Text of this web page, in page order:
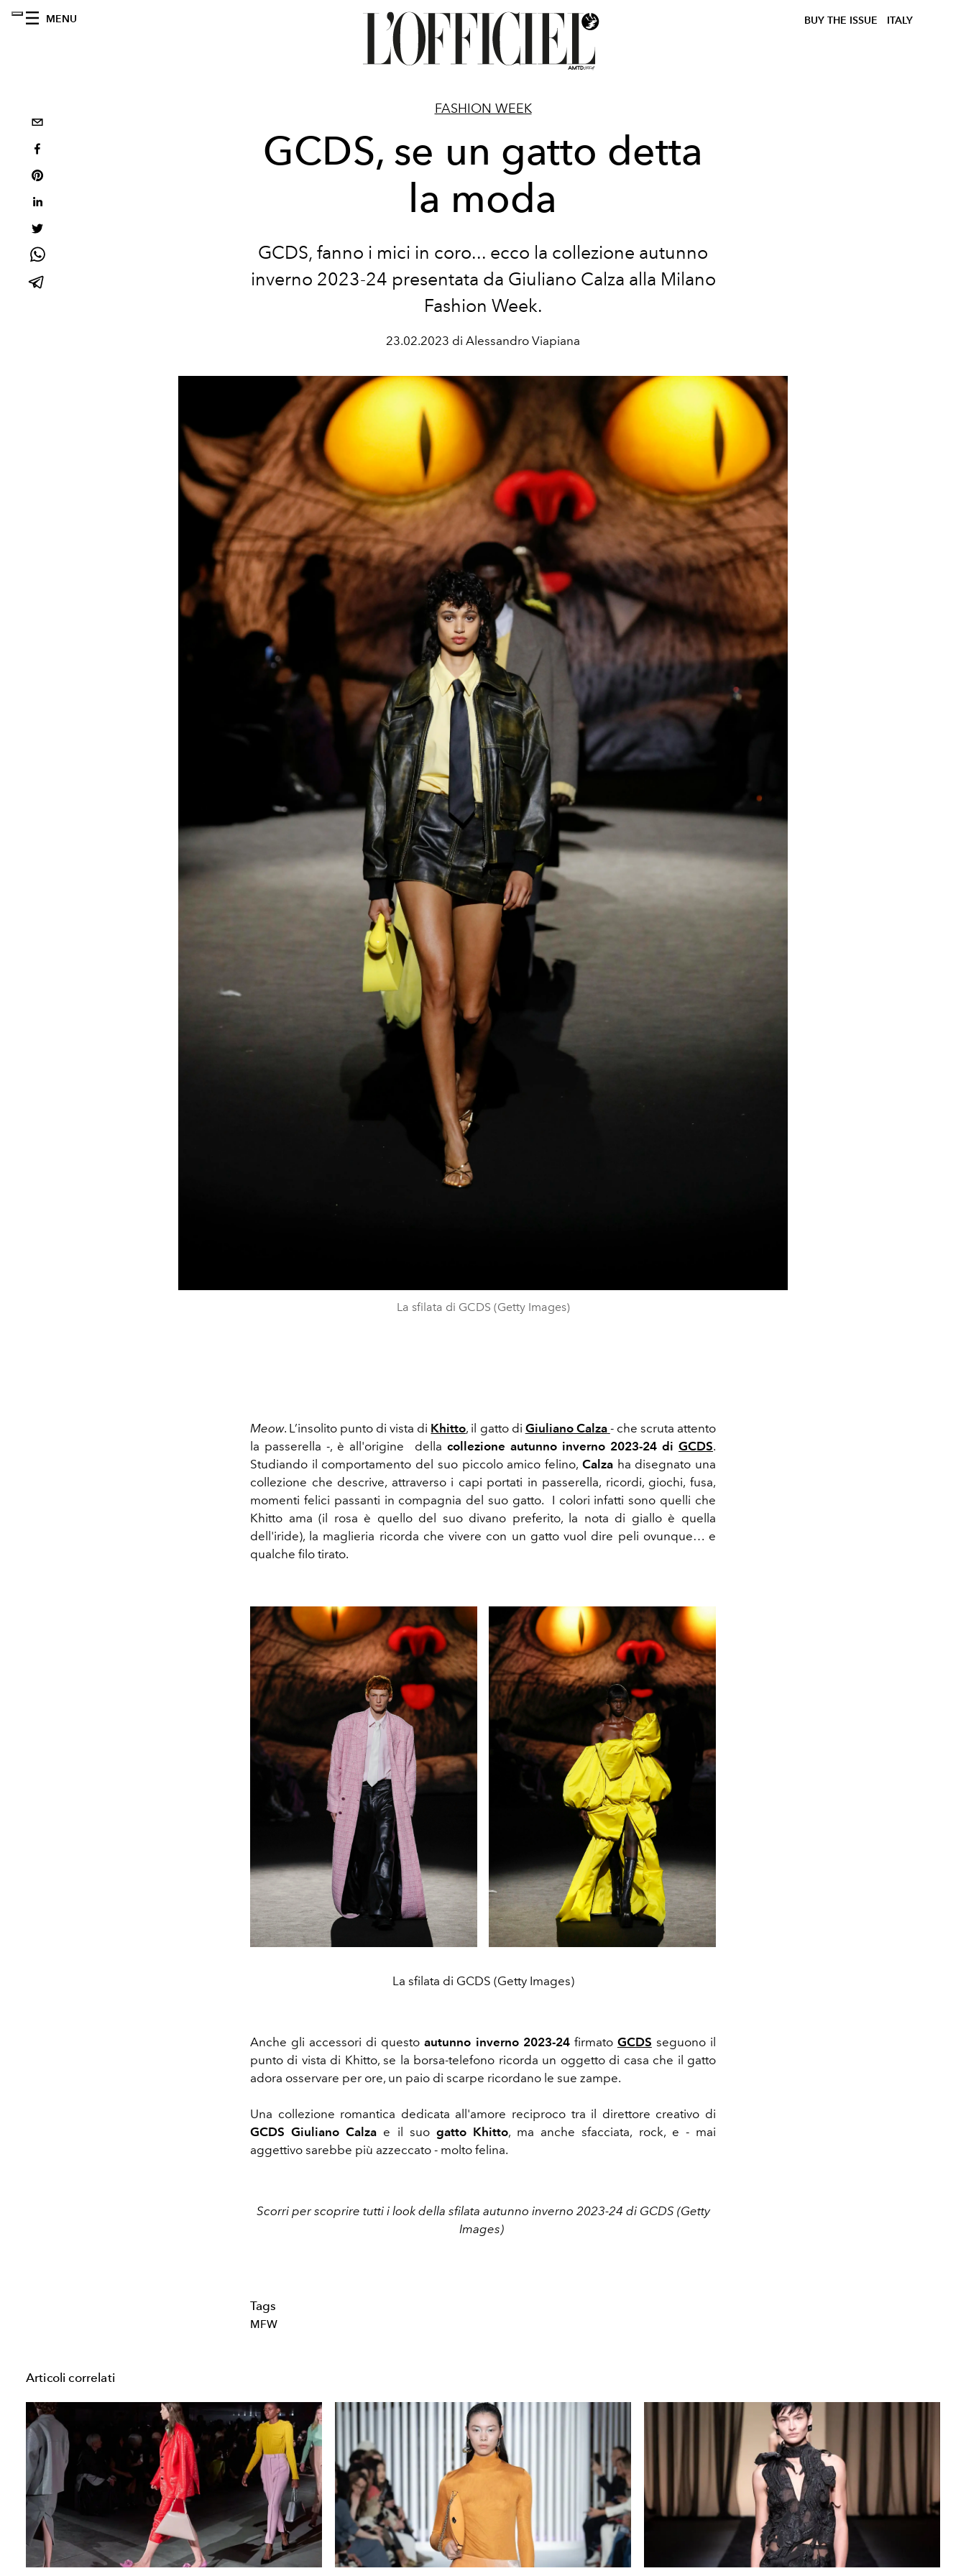
MENU BUY THE ISSUE ITALY
FASHION WEEK
GCDS, se un gatto detta
la moda
GCDS, fanno i mici in coro... ecco la collezione autunno
inverno 2023-24 presentata da Giuliano Calza alla Milano
Fashion Week.
23.02.2023 di Alessandro Viapiana
La sfilata di GCDS (Getty Images)
Meow. L’insolito punto di vista di Khitto, il gatto di Giuliano Calza - che scruta attento
la passerella -, è all'origine
della collezione autunno inverno 2023-24 diGCDS.
Studiando il comportamento del suo piccolo amico felino, Calzaha disegnato una
collezione che descrive, attraverso i capi portati in passerella, ricordi, giochi, fusa,
momenti felici passanti in compagnia del suo gatto. I colori infatti sono quelli che
Khitto ama (il rosa è quello del suo divano preferito, la nota di giallo è quella
dell'iride), la maglieria ricorda che vivere con un gatto vuol dire peli ovunque… e
qualche filo tirato.
La sfilata di GCDS (Getty Images)
Anche gli accessori di questoautunno inverno 2023-24 firmato GCDS seguono il
punto di vista di Khitto, se la borsa-telefono ricorda un oggetto di casa che il gatto
adora osservare per ore, un paio di scarpe ricordano le sue zampe.
Una collezione romantica dedicata all'amore reciproco tra il direttore creativo di
GCDS Giuliano Calza e il suogatto Khitto, ma anche sfacciata, rock, e - mai
aggettivo sarebbe più azzeccato - molto felina.
Scorri per scoprire tutti i look della sfilata autunno inverno 2023-24 di GCDS (Getty
Images)
Tags
MFW
Articoli correlati